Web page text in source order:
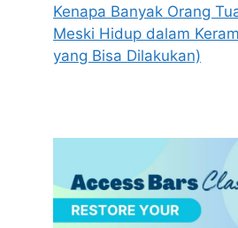
Kenapa Banyak Orang
Meski Hidup dalam
yang Bisa Dilakukan)